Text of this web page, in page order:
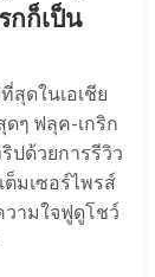
กก็เป็น
สุดในเอเชีย
ๆ ฟลุค-เกริก
ปด้วยการรีวิว
ต็มเซอร์ไพรส์
ามใจฟูดูโชว์